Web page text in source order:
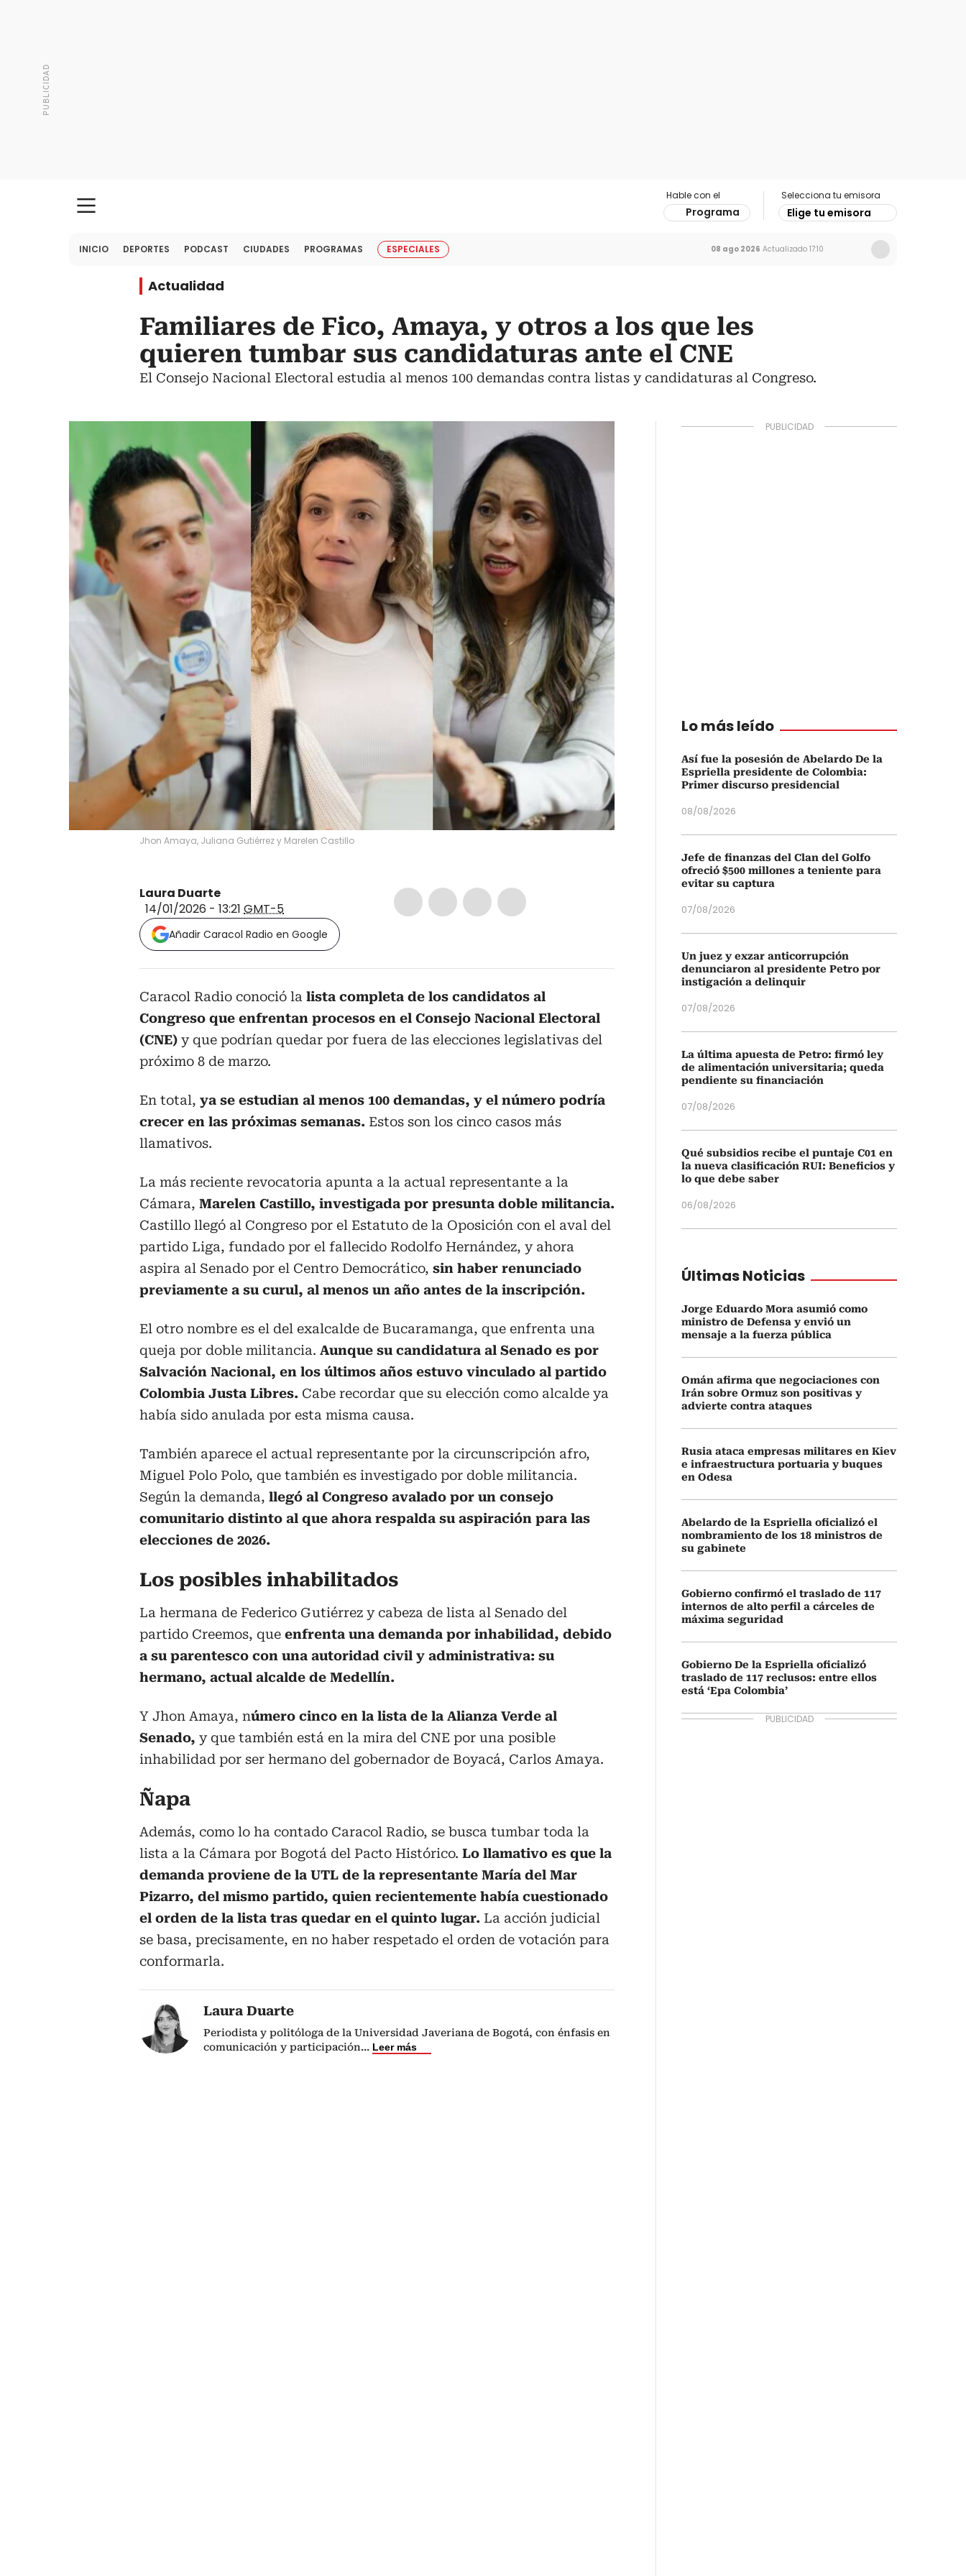
Hable con el
Programa
Selecciona tu emisora
Elige tu emisora
INICIO DEPORTES PODCAST CIUDADES PROGRAMAS ESPECIALES 08 ago 2026 Actualizado 17:10
Actualidad
Familiares de Fico, Amaya, y otros a los que les
quieren tumbar sus candidaturas ante el CNE
El Consejo Nacional Electoral estudia al menos 100 demandas contra listas y candidaturas al Congreso.
Jhon Amaya, Juliana Gutiérrez y Marelen Castillo
Laura Duarte
14/01/2026 - 13:21 GMT-5
Añadir Caracol Radio en Google
Caracol Radio conoció la lista completa de los candidatos al
Congreso que enfrentan procesos en el Consejo Nacional Electoral
(CNE) y que podrían quedar por fuera de las elecciones legislativas del
próximo 8 de marzo.
En total, ya se estudian al menos 100 demandas, y el número podría
crecer en las próximas semanas. Estos son los cinco casos más
llamativos.
La más reciente revocatoria apunta a la actual representante a la
Cámara, Marelen Castillo, investigada por presunta doble militancia.
Castillo llegó al Congreso por el Estatuto de la Oposición con el aval del
partido Liga, fundado por el fallecido Rodolfo Hernández, y ahora
aspira al Senado por el Centro Democrático, sin haber renunciado
previamente a su curul, al menos un año antes de la inscripción.
El otro nombre es el del exalcalde de Bucaramanga, que enfrenta una
queja por doble militancia. Aunque su candidatura al Senado es por
Salvación Nacional, en los últimos años estuvo vinculado al partido
Colombia Justa Libres. Cabe recordar que su elección como alcalde ya
había sido anulada por esta misma causa.
También aparece el actual representante por la circunscripción afro,
Miguel Polo Polo, que también es investigado por doble militancia.
Según la demanda, llegó al Congreso avalado por un consejo
comunitario distinto al que ahora respalda su aspiración para las
elecciones de 2026.
Los posibles inhabilitados
La hermana de Federico Gutiérrez y cabeza de lista al Senado del
partido Creemos, que enfrenta una demanda por inhabilidad, debido
a su parentesco con una autoridad civil y administrativa: su
hermano, actual alcalde de Medellín.
Y Jhon Amaya, número cinco en la lista de la Alianza Verde al
Senado, y que también está en la mira del CNE por una posible
inhabilidad por ser hermano del gobernador de Boyacá, Carlos Amaya.
Ñapa
Además, como lo ha contado Caracol Radio, se busca tumbar toda la
lista a la Cámara por Bogotá del Pacto Histórico. Lo llamativo es que la
demanda proviene de la UTL de la representante María del Mar
Pizarro, del mismo partido, quien recientemente había cuestionado
el orden de la lista tras quedar en el quinto lugar. La acción judicial
se basa, precisamente, en no haber respetado el orden de votación para
conformarla.
Laura Duarte
Periodista y politóloga de la Universidad Javeriana de Bogotá, con énfasis en
comunicación y participación... Leer más
Lo más leído
Así fue la posesión de Abelardo De la
Espriella presidente de Colombia:
Primer discurso presidencial
08/08/2026
Jefe de finanzas del Clan del Golfo
ofreció $500 millones a teniente para
evitar su captura
07/08/2026
Un juez y exzar anticorrupción
denunciaron al presidente Petro por
instigación a delinquir
07/08/2026
La última apuesta de Petro: firmó ley
de alimentación universitaria; queda
pendiente su financiación
07/08/2026
Qué subsidios recibe el puntaje C01 en
la nueva clasificación RUI: Beneficios y
lo que debe saber
06/08/2026
Últimas Noticias
Jorge Eduardo Mora asumió como
ministro de Defensa y envió un
mensaje a la fuerza pública
Omán afirma que negociaciones con
Irán sobre Ormuz son positivas y
advierte contra ataques
Rusia ataca empresas militares en Kiev
e infraestructura portuaria y buques
en Odesa
Abelardo de la Espriella oficializó el
nombramiento de los 18 ministros de
su gabinete
Gobierno confirmó el traslado de 117
internos de alto perfil a cárceles de
máxima seguridad
Gobierno De la Espriella oficializó
traslado de 117 reclusos: entre ellos
está ‘Epa Colombia’